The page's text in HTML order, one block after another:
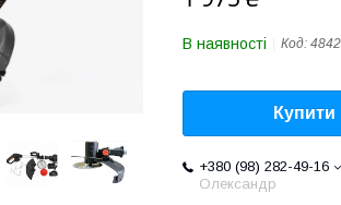
В наявності Код:
Купити
+380 (98) 282-49-16
Олександр